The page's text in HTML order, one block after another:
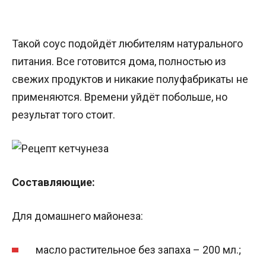
Такой соус подойдёт любителям натурального
питания. Все готовится дома, полностью из
свежих продуктов и никакие полуфабрикаты не
применяются. Времени уйдёт побольше, но
результат того стоит.
Составляющие:
Для домашнего майонеза:
масло растительное без запаха – 200 мл.;